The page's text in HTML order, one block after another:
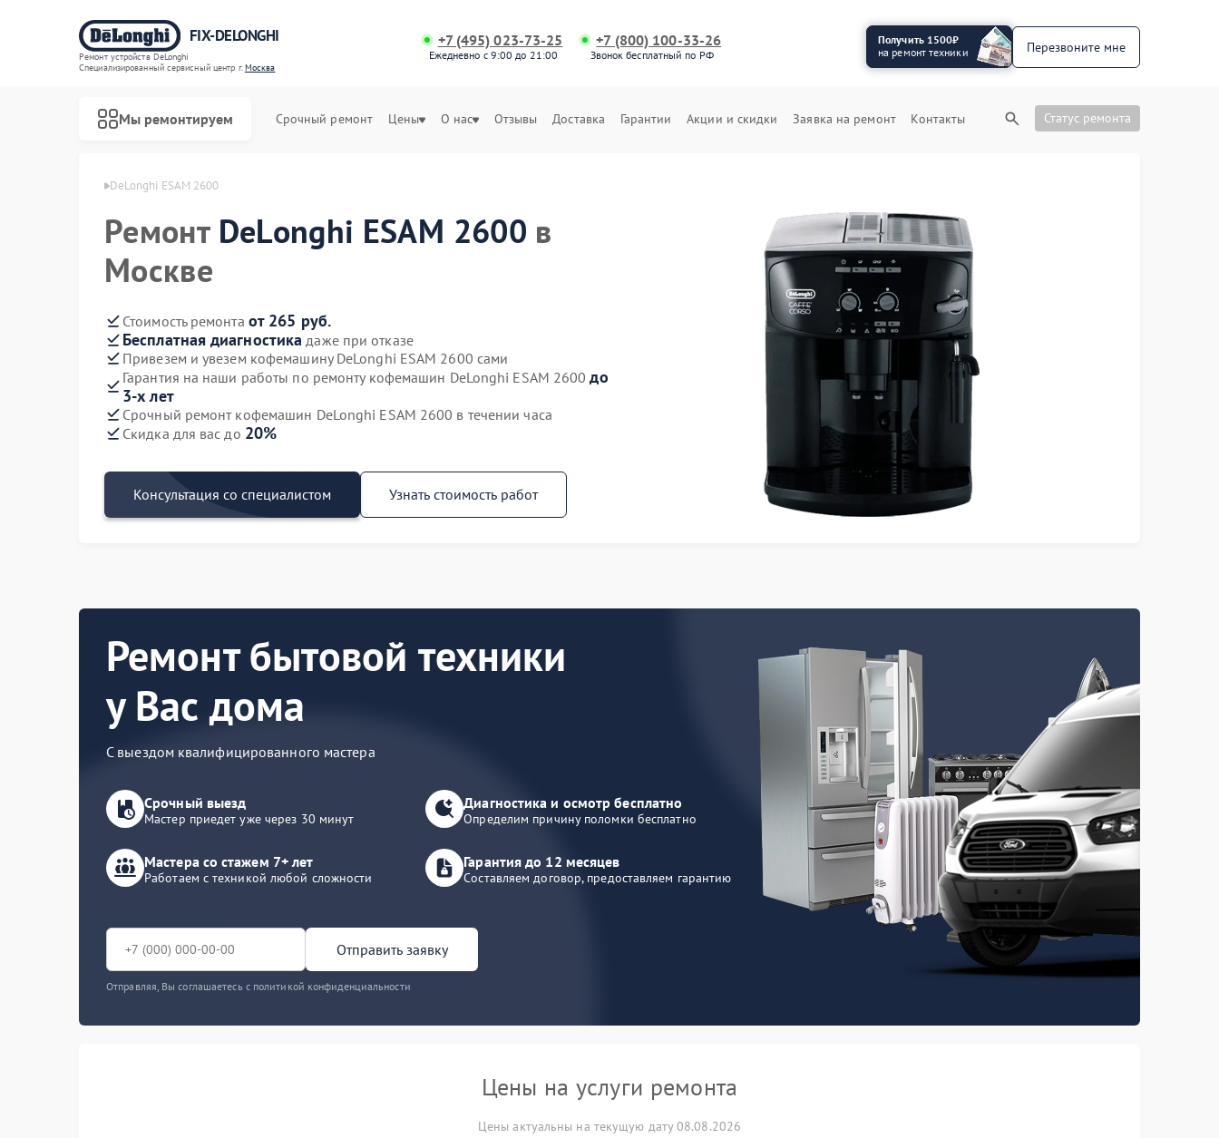
FIX-DELONGHI
Ремонт устройств DeLonghi
Специализированный cервисный центр г.Москва
+7 (495) 023-73-25
Ежедневно с 9:00 до 21:00
+7 (800) 100-33-26
Звонок бесплатный по РФ
Получить 1500₽
на ремонт техники
Перезвоните мне
Мы ремонтируем Срочный ремонт Цены О нас Отзывы Доставка Гарантии Акции и скидки Заявка на ремонт Контакты Статус ремонта
DeLonghi ESAM 2600
Ремонт DeLonghi ESAM 2600 в
Москве
Стоимость ремонта от 265 руб.
Бесплатная диагностика даже при отказе
Привезем и увезем кофемашину DeLonghi ESAM 2600 сами
Гарантия на наши работы по ремонту кофемашин DeLonghi ESAM 2600до
3-х лет
Срочный ремонт кофемашин DeLonghi ESAM 2600 в течении часа
Скидка для вас до 20%
Консультация со специалистом Узнать стоимость работ
Ремонт бытовой техники
у Вас дома
С выездом квалифицированного мастера
Срочный выезд
Мастер приедет уже через 30 минут
Диагностика и осмотр бесплатно
Определим причину поломки бесплатно
Мастера со стажем 7+ лет
Работаем с техникой любой сложности
Гарантия до 12 месяцев
Составляем договор, предоставляем гарантию
Отправить заявку
Отправляя, Вы соглашаетесь с политикой конфиденциальности
Цены на услуги ремонта
Цены актуальны на текущую дату 08.08.2026